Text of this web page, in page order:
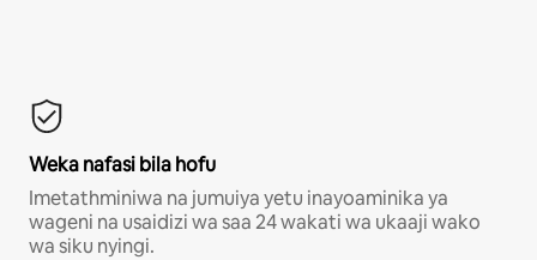
Weka nafasi bila hofu
Imetathminiwa na jumuiya yetu inayoaminika ya
wageni na usaidizi wa saa 24 wakati wa ukaaji wako
wa siku nyingi.